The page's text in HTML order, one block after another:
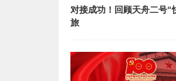
对接成功！回顾天舟二号“
旅